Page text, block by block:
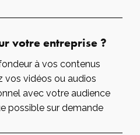
votre entreprise ?
à vos contenus
vos vidéos ou audios
avec votre audience
possible sur demande